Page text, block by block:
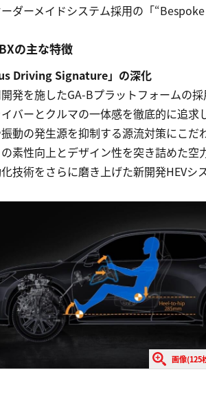
ダーメイドシステム採用の「
の主な特徴
Driving Signature」の深化
開発を施したGA-Bプラットフォームの
イバーとクルマの一体感を徹底的に追
振動の発生源を抑制する源流対策にこだ
の素性向上とデザイン性を突き詰めた空
化技術をさらに磨き上げた新開発HEVシ
画像(125